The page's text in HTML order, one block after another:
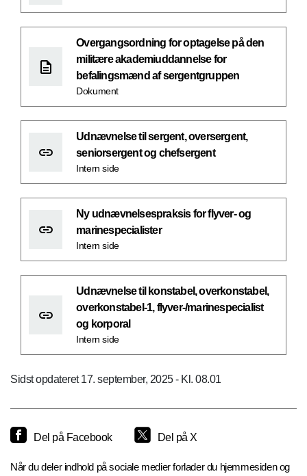
Overgangsordning for optagelse på den
militære akademiuddannelse for
befalingsmænd af sergentgruppen
Dokument
Udnævnelse til sergent, oversergent,
seniorsergent og chefsergent
Intern side
Ny udnævnelsespraksis for flyver- og
marinespecialister
Intern side
Udnævnelse til konstabel, overkonstabel,
overkonstabel-1, flyver-/marinespecialist
og korporal
Intern side
Sidst opdateret 17. september, 2025 - Kl. 08.01
Del på Facebook Del på X
Når du deler indhold på sociale medier forlader du hjemmesiden og